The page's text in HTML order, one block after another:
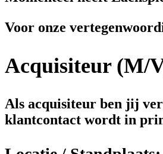
Voor onze
Acquisiteur (M/
Als acquisiteur ben jij
klantcontact wordt in